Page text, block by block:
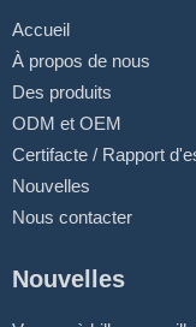
Accueil
À propos de nous
Des produits
ODM et OEM
Certifacte / Rapport
Nouvelles
Nous contacter
Nouvelles